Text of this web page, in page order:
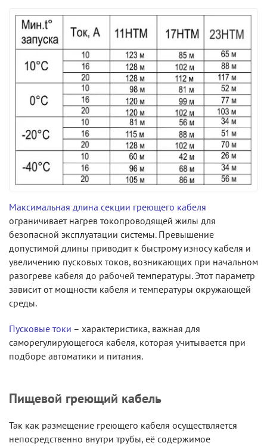
Максимальная длина секции греющего кабеля
ограничивает нагрев токопроводящей жилы для
безопасной эксплуатации системы. Превышение
допустимой длины приводит к быстрому износу кабеля и
увеличению пусковых токов, возникающих при начальном
разогреве кабеля до рабочей температуры. Этот параметр
зависит от мощности кабеля и температуры окружающей
среды.
Пусковые токи – характеристика, важная для
саморегулирующегося кабеля, которая учитывается при
подборе автоматики и питания.
Пищевой греющий кабель
Так как размещение греющего кабеля осуществляется
непосредственно внутри трубы, её содержимое